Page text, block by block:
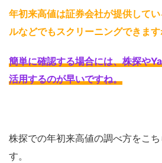
年初来高値は証券会社が提供して
ルなどでもスクリーニングできま
簡単に確認する場合には、株探や
活用するのが早いですね。
株探での年初来高値の調べ方をこ
す。